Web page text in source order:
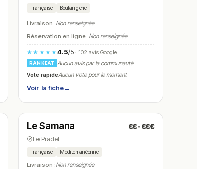
Française Boulangerie
Livraison :Non renseignée
Réservation en ligne :Non renseignée
★★★★★4.5/5 · 102 avis Google
RANKEAT
Aucun avis par la communauté
Vote rapideAucun vote pour le moment
Voir la fiche→
N° 23
Ouvert(07:30 – 00:00)
Le Samana €€-€€€
Le Pradet
Française Méditerranéenne
Livraison :Non renseignée